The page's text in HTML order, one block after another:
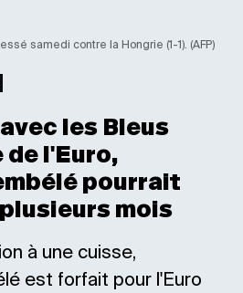
samedi contre la Hongrie (1-1). (AFP)
les Bleus
l'Euro,
pourrait
mois
à une cuisse,
est forfait pour l'Euro